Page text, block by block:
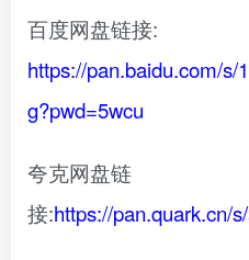
百度网盘链接:
https://pan.baidu.com/s/
g?pwd=5wcu
夸克网盘链
接:https://pan.quark.cn/